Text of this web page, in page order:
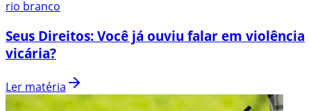
rio branco
Seus Direitos: Você já ouviu falar em violência
vicária?
Ler matéria